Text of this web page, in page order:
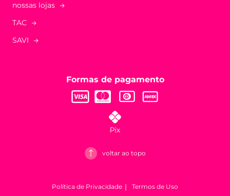
nossas lojas
TAC
SAVI
Formas de pagamento
voltar ao topo
Política de Privacidade Termos de Uso